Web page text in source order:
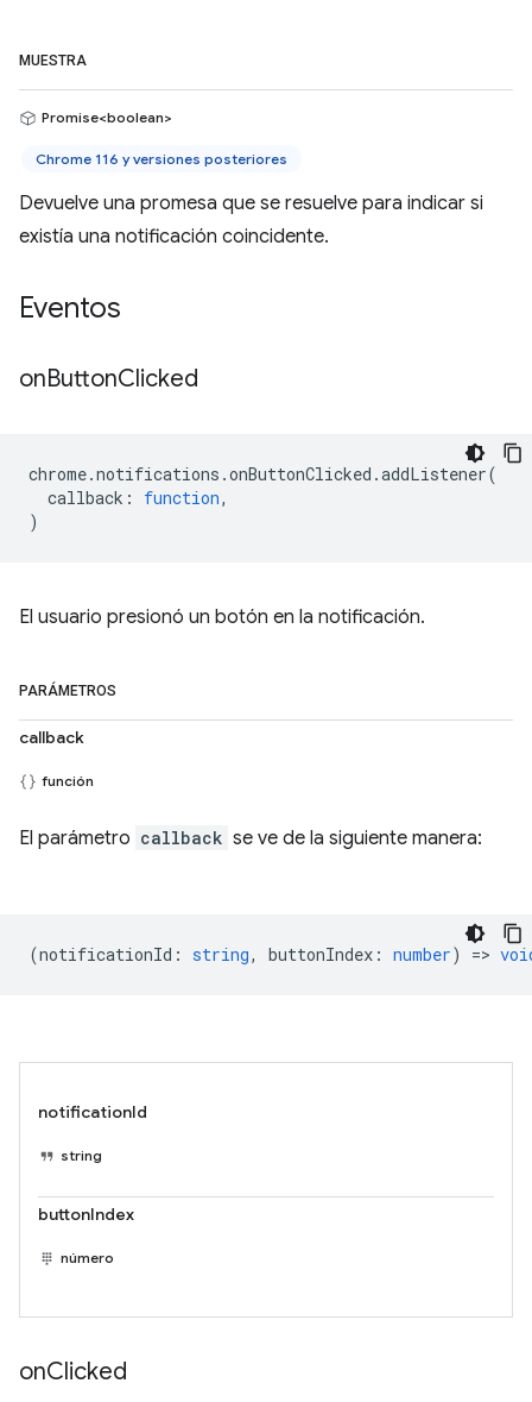
MUESTRA
Promise<boolean>
Chrome 116 y versiones posteriores
Devuelve una promesa que se resuelve para indicar si
existía una notificación coincidente.
Eventos
onButtonClicked
chrome.notifications .onButtonClicked .addListener(
callback : function,
)
El usuario presionó un botón en la notificación.
PARÁMETROS
callback
función
El parámetro callback se ve de la siguiente manera:
(notificationId : string, buttonIndex : number) =>
notificationId
string
buttonIndex
número
onClicked